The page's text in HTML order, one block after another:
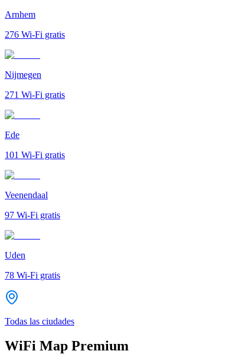
Arnhem
276 Wi-Fi gratis
Nijmegen
271 Wi-Fi gratis
Ede
101 Wi-Fi gratis
Veenendaal
97 Wi-Fi gratis
Uden
78 Wi-Fi gratis
Todas las ciudades
WiFi Map Premium